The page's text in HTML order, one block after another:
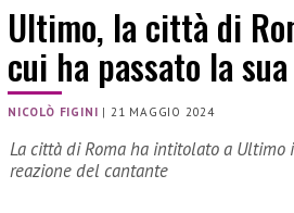
Ultimo, la città di
cui ha passato la
NICOLÒ FIGINI | 21 MAGGIO 2024
La città di Roma ha intitolato a
reazione del cantante